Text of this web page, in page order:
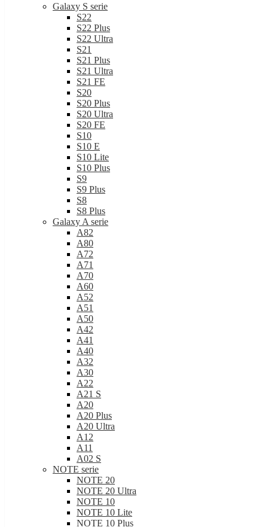
Galaxy S serie
S22
S22 Plus
S22 Ultra
S21
S21 Plus
S21 Ultra
S21 FE
S20
S20 Plus
S20 Ultra
S20 FE
S10
S10 E
S10 Lite
S10 Plus
S9
S9 Plus
S8
S8 Plus
Galaxy A serie
A82
A80
A72
A71
A70
A60
A52
A51
A50
A42
A41
A40
A32
A30
A22
A21 S
A20
A20 Plus
A20 Ultra
A12
A11
A02 S
NOTE serie
NOTE 20
NOTE 20 Ultra
NOTE 10
NOTE 10 Lite
NOTE 10 Plus